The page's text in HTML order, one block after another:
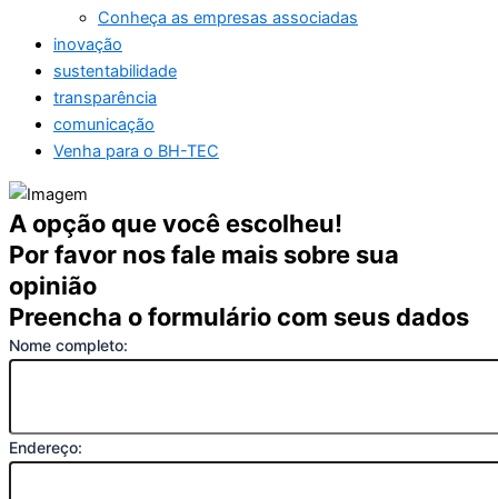
Conheça as empresas associadas
inovação
sustentabilidade
transparência
comunicação
Venha para o BH-TEC
A opção que você escolheu!
Por favor nos fale mais sobre sua
opinião
Preencha o formulário com seus dados
Nome completo:
Endereço: